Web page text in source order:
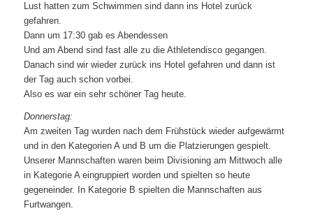
Lust hatten zum Schwimmen sind dann ins Hotel zurück
gefahren.
Dann um 17:30 gab es Abendessen
Und am Abend sind fast alle zu die Athletendisco gegangen.
Danach sind wir wieder zurück ins Hotel gefahren und dann ist
der Tag auch schon vorbei.
Also es war ein sehr schöner Tag heute.
Donnerstag:
Am zweiten Tag wurden nach dem Frühstück wieder aufgewärmt
und in den Kategorien A und B um die Platzierungen gespielt.
Unserer Mannschaften waren beim Divisioning am Mittwoch alle
in Kategorie A eingruppiert worden und spielten so heute
gegeneinder. In Kategorie B spielten die Mannschaften aus
Furtwangen.